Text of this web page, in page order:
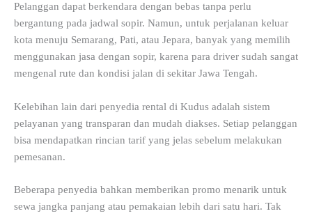
Pelanggan dapat berkendara dengan bebas tanpa perlu
bergantung pada jadwal sopir. Namun, untuk perjalanan keluar
kota menuju Semarang, Pati, atau Jepara, banyak yang memilih
menggunakan jasa dengan sopir, karena para driver sudah sangat
mengenal rute dan kondisi jalan di sekitar Jawa Tengah.
Kelebihan lain dari penyedia rental di Kudus adalah sistem
pelayanan yang transparan dan mudah diakses. Setiap pelanggan
bisa mendapatkan rincian tarif yang jelas sebelum melakukan
pemesanan.
Beberapa penyedia bahkan memberikan promo menarik untuk
sewa jangka panjang atau pemakaian lebih dari satu hari. Tak